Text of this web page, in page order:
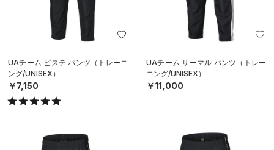
UAチーム ピステ パンツ（トレーニ
ング/UNISEX）
￥7,150
UAチーム サーマル パンツ（トレー
ニング/UNISEX）
￥11,000